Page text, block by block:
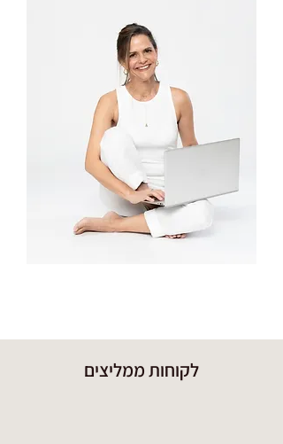
לקוחות ממליצים